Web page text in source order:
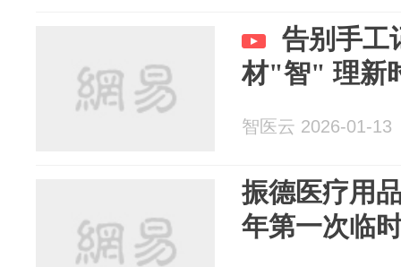
告别手工
材"智" 理新
智医云 2026-01-13
振德医疗用
年第一次临